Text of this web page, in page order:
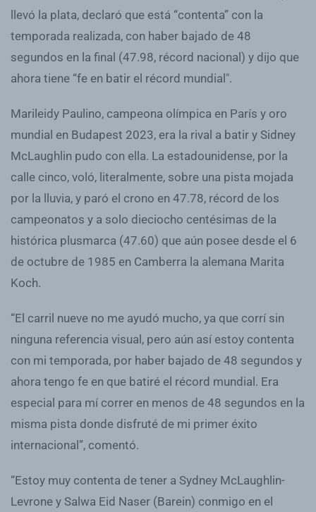
llevó la plata, declaró que está “contenta” con la
temporada realizada, con haber bajado de 48
segundos en la final (47.98, récord nacional) y dijo que
ahora tiene “fe en batir el récord mundial".
Marileidy Paulino, campeona olímpica en París y oro
mundial en Budapest 2023, era la rival a batir y Sidney
McLaughlin pudo con ella. La estadounidense, por la
calle cinco, voló, literalmente, sobre una pista mojada
por la lluvia, y paró el crono en 47.78, récord de los
campeonatos y a solo dieciocho centésimas de la
histórica plusmarca (47.60) que aún posee desde el 6
de octubre de 1985 en Camberra la alemana Marita
Koch.
“El carril nueve no me ayudó mucho, ya que corrí sin
ninguna referencia visual, pero aún así estoy contenta
con mi temporada, por haber bajado de 48 segundos y
ahora tengo fe en que batiré el récord mundial. Era
especial para mí correr en menos de 48 segundos en la
misma pista donde disfruté de mi primer éxito
internacional”, comentó.
“Estoy muy contenta de tener a Sydney McLaughlin-
Levrone y Salwa Eid Naser (Barein) conmigo en el